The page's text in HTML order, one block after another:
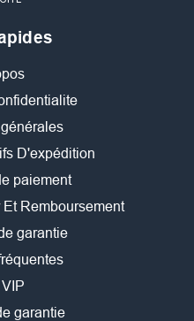
D'expédition
paiement
Remboursement
garantie
garantie